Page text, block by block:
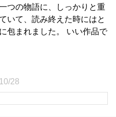
つの物語に、しっかりと重
いて、読み終えた時にはと
包まれました。 いい作品で
28